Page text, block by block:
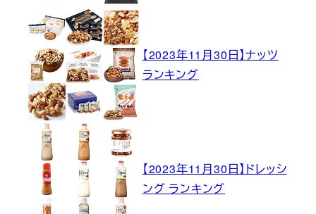
【2023年11月30日】ナッツ
ランキング
【2023年11月30日】ドレッシ
ング ランキング